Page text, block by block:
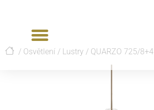
/ Osvětlení / Lustry / QUARZO 725/8+4